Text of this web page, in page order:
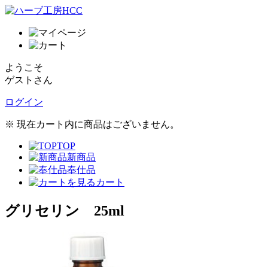
ようこそ
ゲストさん
ログイン
※ 現在カート内に商品はございません。
TOP
新商品
奉仕品
カート
グリセリン 25ml